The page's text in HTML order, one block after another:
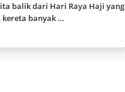
balik dari Hari Raya Haji yang
kereta banyak …